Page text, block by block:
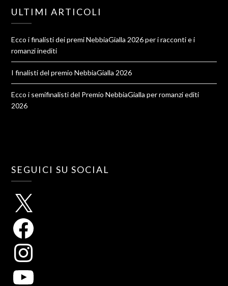
ULTIMI ARTICOLI
Ecco i finalisti dei premi NebbiaGialla 2026 per i racconti e i
romanzi inediti
I finalisti del premio NebbiaGialla 2026
Ecco i semifinalisti del Premio NebbiaGialla per romanzi editi
2026
SEGUICI SU SOCIAL